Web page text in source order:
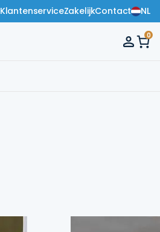
KlantenserviceZakelijkContact NL
0